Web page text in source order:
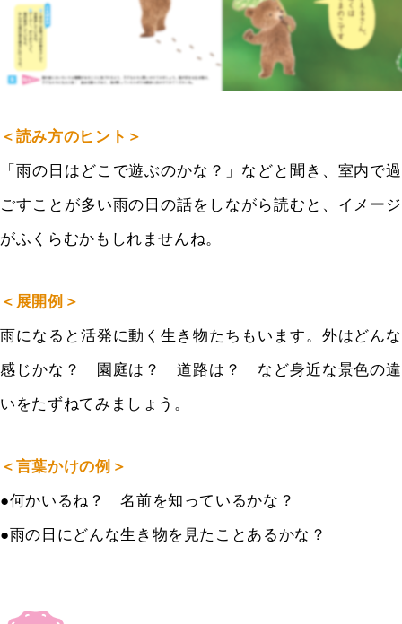
＜読み方のヒント＞
「雨の日はどこで遊ぶのかな？」などと聞き、室内で過
ごすことが多い雨の日の話をしながら読むと、イメージ
がふくらむかもしれませんね。
＜展開例＞
雨になると活発に動く生き物たちもいます。外はどんな
感じかな？ 園庭は？ 道路は？ など身近な景色の違
いをたずねてみましょう。
＜言葉かけの例＞
●何かいるね？ 名前を知っているかな？
●雨の日にどんな生き物を見たことあるかな？